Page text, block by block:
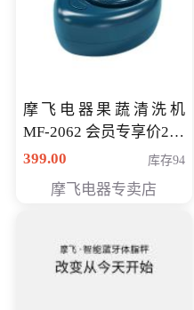
摩飞电器果蔬清洗机
MF-2062 会员专享价268
元
399.00 库存94
摩飞电器专卖店